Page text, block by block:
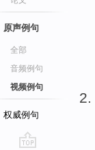
原声例句
全部
音频例句
视频例句
权威例句